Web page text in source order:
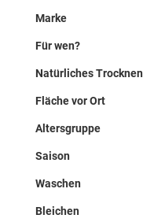
Marke
Für wen?
Natürliches Trocknen
Fläche vor Ort
Altersgruppe
Saison
Waschen
Bleichen